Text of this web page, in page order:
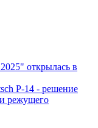
открылась в
P-14 - решение
режущего